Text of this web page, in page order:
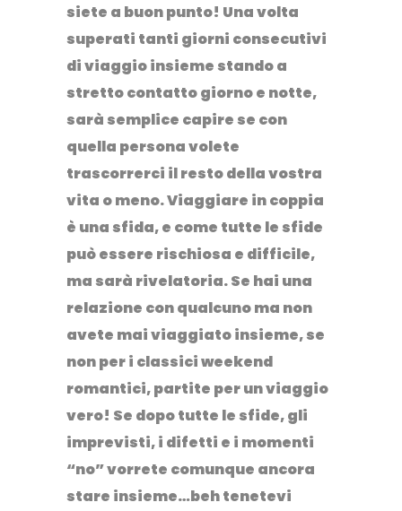
siete a buon punto! Una volta
superati tanti giorni consecutivi
di viaggio insieme stando a
stretto contatto giorno e notte,
sarà semplice capire se con
quella persona volete
trascorrerci il resto della vostra
vita o meno. Viaggiare in coppia
è una sfida, e come tutte le sfide
può essere rischiosa e difficile,
ma sarà rivelatoria. Se hai una
relazione con qualcuno ma non
avete mai viaggiato insieme, se
non per i classici weekend
romantici, partite per un viaggio
vero! Se dopo tutte le sfide, gli
imprevisti, i difetti e i momenti
“no” vorrete comunque ancora
stare insieme…beh tenetevi